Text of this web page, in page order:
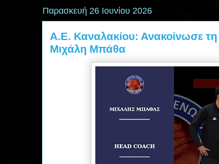
Παρασκευή 26 Ιουνίου 2026
Α.Ε. Καναλακίου: Ανακοίνωσε
Μιχάλη Μπάθα